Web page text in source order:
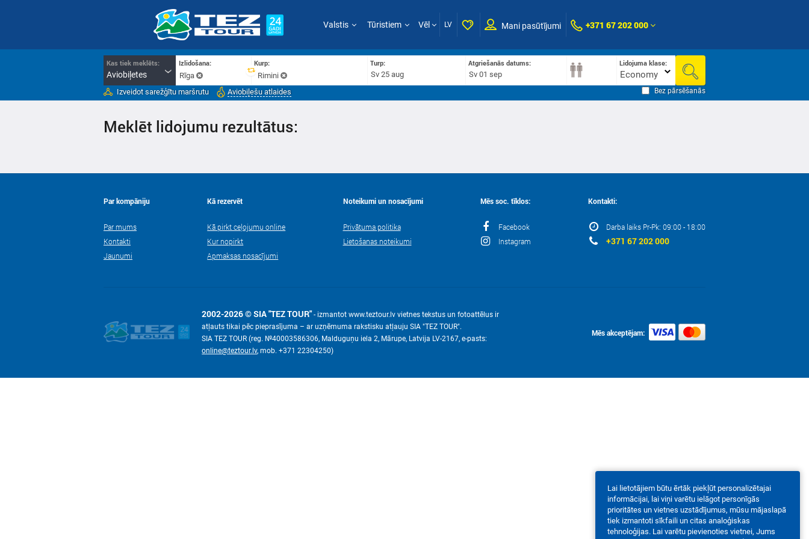
Valstis Tūristiem Vēl LV Mani pasūtījumi +371 67 202 000
Kas tiek meklēts:
Aviobiļetes
Izlidošana:
Rīga
Kurp:
Rimini
Turp: Atgriešanās datums: Lidojuma klase:
Economy
Izveidot sarežģītu maršrutu Aviobiļešu atlaides Bez pārsēšanās
Meklēt lidojumu rezultātus:
Par kompāniju
Par mums
Kontakti
Jaunumi
Kā rezervēt
Kā pirkt ceļojumu online
Kur nopirkt
Apmaksas nosacījumi
Noteikumi un nosacījumi
Privātuma politika
Lietošanas noteikumi
Mēs soc. tīklos:
Facebook
Instagram
Kontakti:
Darba laiks Pr-Pk: 09:00 - 18:00
+371 67 202 000
2002-2026 © SIA "TEZ TOUR" - izmantot www.teztour.lv vietnes tekstus un fotoattēlus ir
atļauts tikai pēc pieprasījuma – ar uzņēmuma rakstisku atļauju SIA "TEZ TOUR".
SIA TEZ TOUR (reg. №40003586306, Malduguņu iela 2, Mārupe, Latvija LV-2167, е-pasts:
online@teztour.lv, mob. +371 22304250)
Mēs akceptējam:
Lai lietotājiem būtu ērtāk piekļūt personalizētajai
informācijai, lai viņi varētu ielāgot personīgās
prioritātes un vietnes uzstādījumus, mūsu mājaslapā
tiek izmantoti sīkfaili un citas analoģiskas
tehnoloģijas. Lai varētu pievienoties vietnei, Jums